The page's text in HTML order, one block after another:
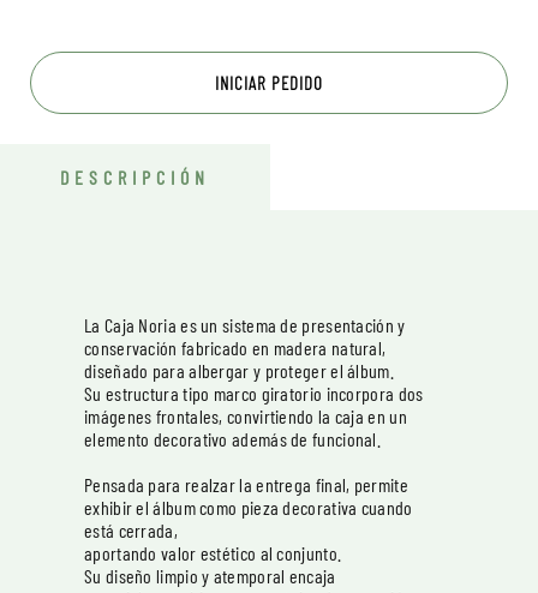
INICIAR PEDIDO
DESCRIPCIÓN
La Caja Noria es un sistema de presentación y
conservación fabricado en madera natural,
diseñado para albergar y proteger el álbum.
Su estructura tipo marco giratorio incorpora dos
imágenes frontales, convirtiendo la caja en un
elemento decorativo además de funcional.
Pensada para realzar la entrega final, permite
exhibir el álbum como pieza decorativa cuando
está cerrada,
aportando valor estético al conjunto.
Su diseño limpio y atemporal encaja